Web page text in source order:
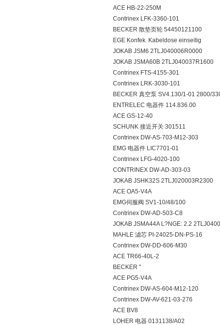
ACE HB-22-250M
Contrinex LFK-3360-101
BECKER 散垫页轮 54450121100
EGE Konfek. Kabeldose einseitig
JOKAB JSM6 2TLJ040006R0000
JOKAB JSMA60B 2TLJ040037R1600
Contrinex FTS-4155-301
Contrinex LRK-3030-101
BECKER 真空泵 SV4.130/1-01 2800/
ENTRELEC 电器件 114.836.00
ACE GS-12-40
SCHUNK 接近开关 301511
Contrinex DW-AS-703-M12-303
EMG 电器件 LIC7701-01
Contrinex LFG-4020-100
CONTRINEX DW-AD-303-03
JOKAB JSHK32S 2TLJ020003R2300
ACE OA5-V4A
EMG伺服阀 SV1-10/48/100
Contrinex DW-AD-503-C8
JOKAB JSMA44A L?NGE: 2.2
MAHLE 滤芯 PI-24025-DN-PS-16
Contrinex DW-DD-606-M30
ACE TR66-40L-2
BECKER "
ACE PG5-V4A
Contrinex DW-AS-604-M12-120
Contrinex DW-AV-621-03-276
ACE BV8
LOHER 电器 0131138/A02